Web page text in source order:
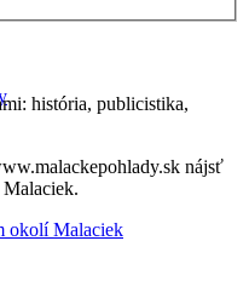
okolí Malaciek
história, publicistika,
nájsť